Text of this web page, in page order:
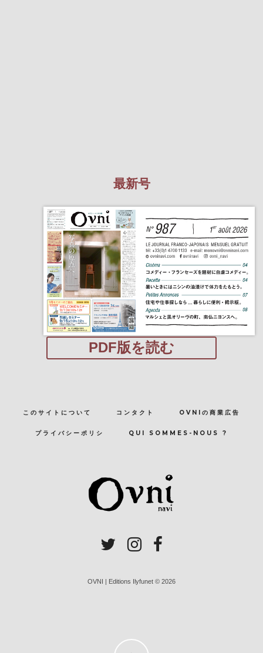
最新号
PDF版を読む
このサイトについて コンタクト OVNIの商業広告
プライバシーポリシ QUI SOMMES-NOUS ?
OVNI | Editions Ilyfunet © 2026